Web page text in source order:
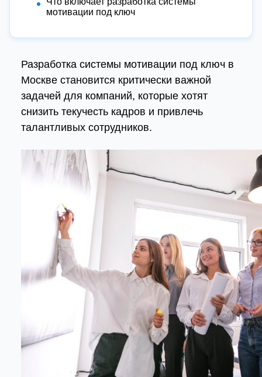
мотивации под ключ
Разработка системы мотивации под ключ в
Москве становится критически важной
задачей для компаний, которые хотят
снизить текучесть кадров и привлечь
талантливых сотрудников.